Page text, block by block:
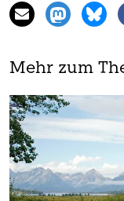
Mehr zum